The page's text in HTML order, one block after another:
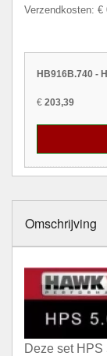
Verzendkosten: €
HB916B.740 -
€ 203,39
Omschrijving
Deze set